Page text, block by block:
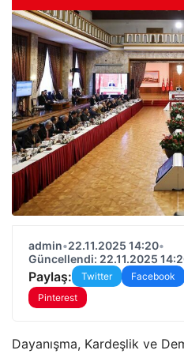
admin•22.11.2025 14:20•
Güncellendi: 22.11.2025
Paylaş: Twitter Facebook
Pinterest
Dayanışma, Kardeşlik ve